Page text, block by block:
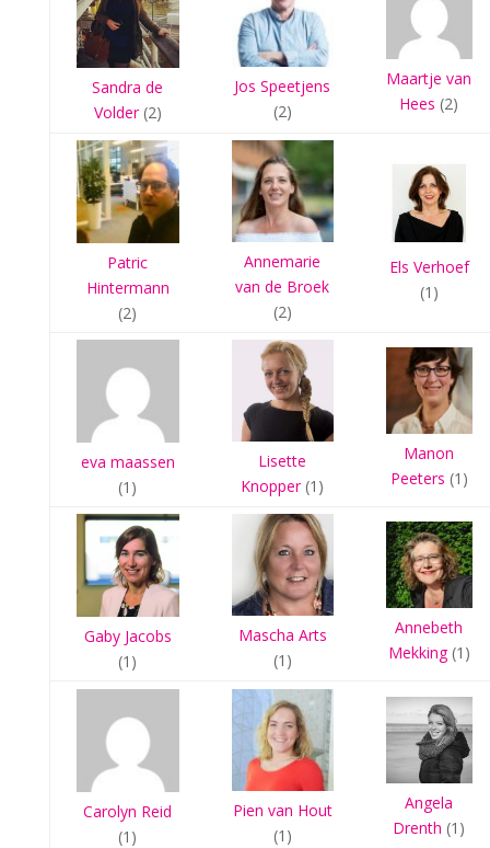
Sandra de
Volder(2)
Jos Speetjens
(2)
Maartje van
Hees (2)
Patric
Hintermann
(2)
Annemarie
van de Broek
(2)
Els Verhoef
(1)
eva maassen
(1)
Lisette
Knopper(1)
Manon
Peeters (1)
Gaby Jacobs
(1)
Mascha Arts
(1)
Annebeth
Mekking(1)
Carolyn Reid
(1)
Pien van Hout
(1)
Angela
Drenth (1)